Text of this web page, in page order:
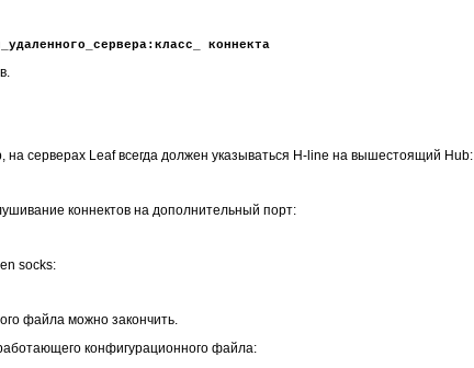
коннекта
на серверах Leaf всегда должен указываться H-line на вышестоящий Hub:
коннектов на дополнительный порт:
socks:
файла можно закончить.
конфигурационного файла: